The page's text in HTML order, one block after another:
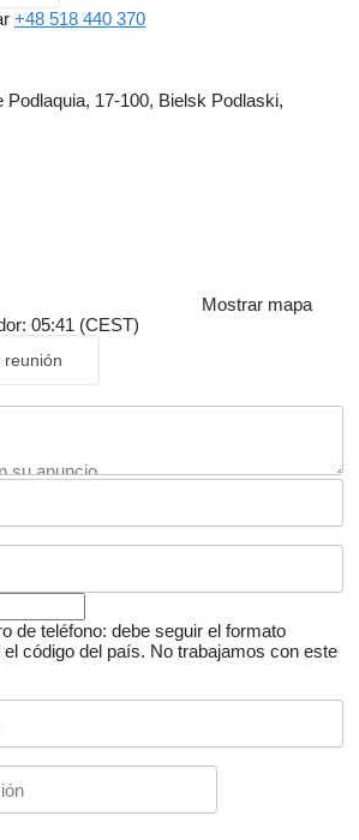
+48 518 440 370
Podlaquia, 17-100, Bielsk Podlaski,
Mostrar mapa
05:41 (CEST)
reunión
de teléfono: debe seguir el formato
código del país. No trabajamos con este